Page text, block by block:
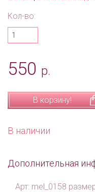
Кол-во:
550 р.
В корзину!
В наличии
Дополнительная
Арт: mel_0158